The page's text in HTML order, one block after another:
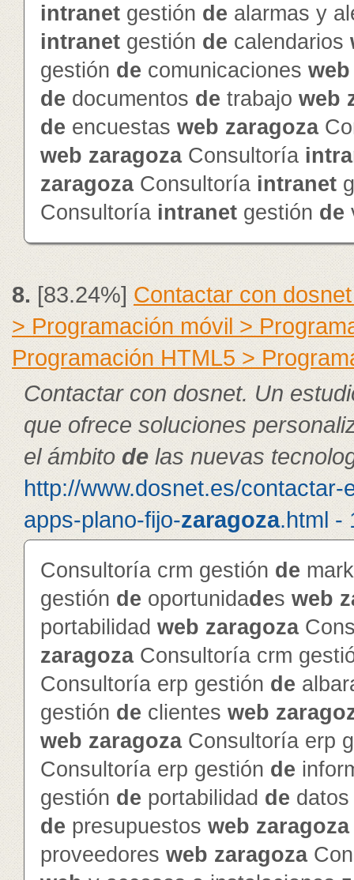
intranet gestión de alarmas y
intranet gestión de calendarios
gestión de comunicaciones web
de documentos de trabajo web
de encuestas web zaragoza
web zaragozaConsultoría
zaragozaConsultoría intranet
Consultoría intranet gestión de
8.[83.24%]Contactar con
> Programación móvil >
Programación HTML5 >
Contactar con dosnet. Un
que ofrece soluciones
el ámbitodelas nuevas
http://www.dosnet.es/contactar-
apps-plano-fijo-zaragoza.html -
Consultoría crm gestión de
gestión de oportunidades web
portabilidad web zaragoza
zaragozaConsultoría crm
Consultoría erp gestión de
gestión de clientes web
web zaragozaConsultoría erp
Consultoría erp gestión de
gestión de portabilidad de
de presupuestos web zaragoza
proveedores web zaragoza